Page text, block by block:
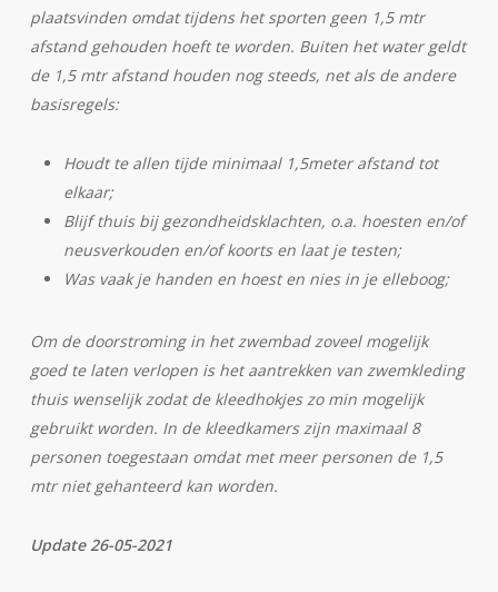
plaatsvinden omdat tijdens het sporten geen 1,5 mtr
afstand gehouden hoeft te worden. Buiten het water geldt
de 1,5 mtr afstand houden nog steeds, net als de andere
basisregels:
Houdt te allen tijde minimaal 1,5meter afstand tot
elkaar;
Blijf thuis bij gezondheidsklachten, o.a. hoesten en/of
neusverkouden en/of koorts en laat je testen;
Was vaak je handen en hoest en nies in je elleboog;
Om de doorstroming in het zwembad zoveel mogelijk
goed te laten verlopen is het aantrekken van zwemkleding
thuis wenselijk zodat de kleedhokjes zo min mogelijk
gebruikt worden. In de kleedkamers zijn maximaal 8
personen toegestaan omdat met meer personen de 1,5
mtr niet gehanteerd kan worden.
Update 26-05-2021